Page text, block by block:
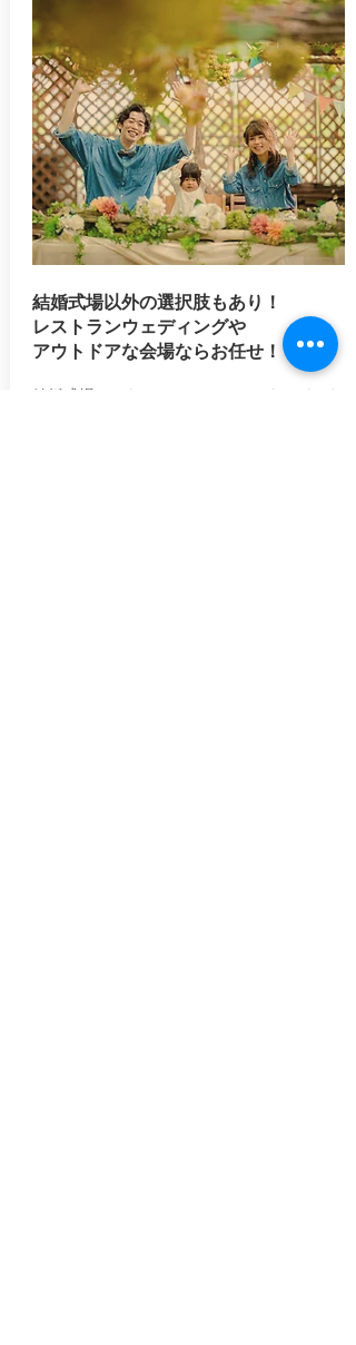
結婚式場以外の選択肢もあり！
レストランウェディングや
アウトドアな会場ならお任せ！
​結婚式場ではないレストランやアウトドアな